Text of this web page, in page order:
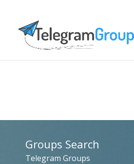
Groups Search
Telegram Groups